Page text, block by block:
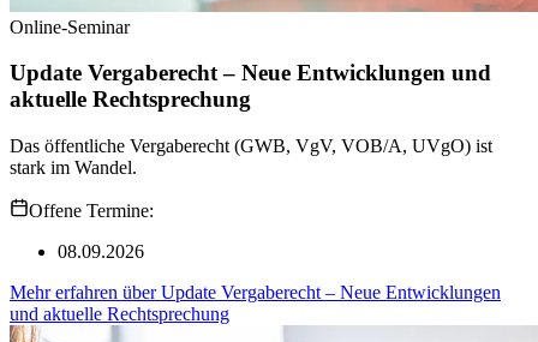
Online-Seminar
Update Vergaberecht – Neue Entwicklungen und
aktuelle Rechtsprechung
Das öffentliche Vergaberecht (GWB, VgV, VOB/A, UVgO) ist
stark im Wandel.
Offene Termine:
08.09.2026
Mehr erfahren überUpdate Vergaberecht – Neue Entwicklungen
und aktuelle Rechtsprechung